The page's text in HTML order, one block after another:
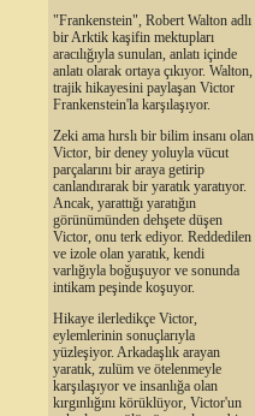
"Frankenstein", Robert Walton adlı
bir Arktik kaşifin mektupları
aracılığıyla sunulan, anlatı içinde
anlatı olarak ortaya çıkıyor. Walton,
trajik hikayesini paylaşan Victor
Frankenstein'la karşılaşıyor.
Zeki ama hırslı bir bilim insanı olan
Victor, bir deney yoluyla vücut
parçalarını bir araya getirip
canlandırarak bir yaratık yaratıyor.
Ancak, yarattığı yaratığın
görünümünden dehşete düşen
Victor, onu terk ediyor. Reddedilen
ve izole olan yaratık, kendi
varlığıyla boğuşuyor ve sonunda
intikam peşinde koşuyor.
Hikaye ilerledikçe Victor,
eylemlerinin sonuçlarıyla
yüzleşiyor. Arkadaşlık arayan
yaratık, zulüm ve ötelenmeyle
karşılaşıyor ve insanlığa olan
kırgınlığını körüklüyor, Victor'un